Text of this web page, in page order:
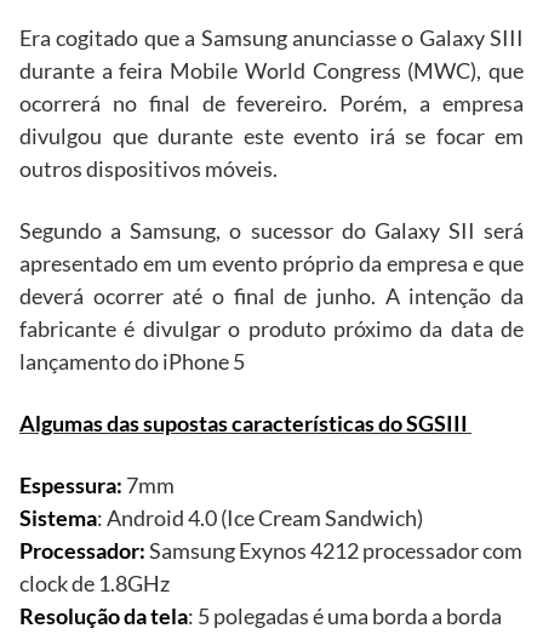
Era cogitado que a Samsung anunciasse o Galaxy SIII
durante a feira Mobile World Congress (MWC), que
ocorrerá no final de fevereiro. Porém, a empresa
divulgou que durante este evento irá se focar em
outros dispositivos móveis.
Segundo a Samsung, o sucessor do Galaxy SII será
apresentado em um evento próprio da empresa e que
deverá ocorrer até o final de junho. A intenção da
fabricante é divulgar o produto próximo da data de
lançamento do iPhone 5
Algumas das supostas características do SGSIII
Espessura: 7mm
Sistema: Android 4.0 (Ice Cream Sandwich)
Processador:Samsung Exynos 4212 processador com
clock de 1.8GHz
Resolução da tela: 5 polegadas é uma borda a borda